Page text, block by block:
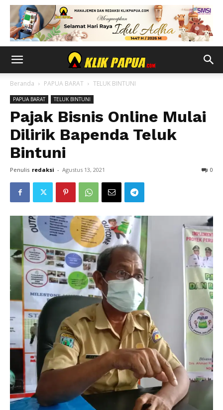
Beranda PAPUA BARAT TELUK BINTUNI
PAPUA BARAT TELUK BINTUNI
Pajak Bisnis Online Mulai
Dilirik Bapenda Teluk
Bintuni
Penulis redaksi - Agustus 13, 2021 0